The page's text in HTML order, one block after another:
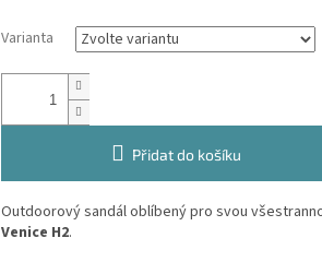
Varianta
Přidat do košíku
Outdoorový sandál oblíbený pro svou
Venice H2.